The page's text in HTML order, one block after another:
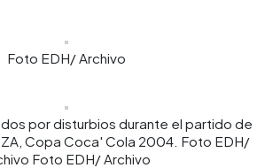
Foto EDH/ Archivo
por disturbios durante el partido de
Copa Coca' Cola 2004. Foto EDH/
Foto EDH/ Archivo